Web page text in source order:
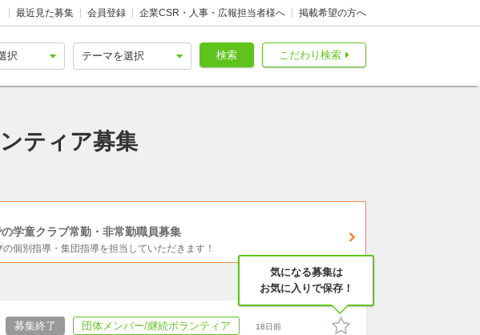
最近見た募集 会員登録 企業CSR・人事・広報担当者様へ 掲載希望の方へ
こだわり検索
検索
ティア募集
学童クラブ常勤・非常勤職員募集
個別指導・集団指導を担当していただきます！
気になる募集は
お気に入りで保存！
募集終了 団体メンバー/継続ボランティア 18日前